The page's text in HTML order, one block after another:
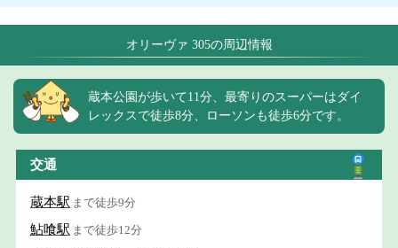
オリーヴァ 305の周辺情報
蔵本公園が歩いて11分、最寄りのスーパーはダイ
レックスで徒歩8分、ローソンも徒歩6分です。
交通
蔵本駅 まで徒歩9分
鮎喰駅 まで徒歩12分